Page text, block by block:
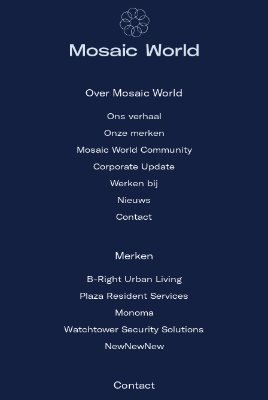
Over Mosaic World
Ons verhaal
Onze merken
Mosaic World Community
Corporate Update
Werken bij
Nieuws
Contact
Merken
B-Right Urban Living
Plaza Resident Services
Monoma
Watchtower Security Solutions
NewNewNew
Contact